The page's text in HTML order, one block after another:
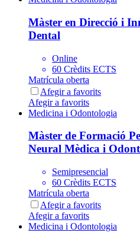
Màster en Direcció i
Dental
Online
60 Crèdits ECTS
Matrícula oberta
Afegir a favorits
Afegir a favorits
Medicina i Odontologia
Màster de Formació
Neural Mèdica i
Semipresencial
60 Crèdits ECTS
Matrícula oberta
Afegir a favorits
Afegir a favorits
Medicina i Odontologia